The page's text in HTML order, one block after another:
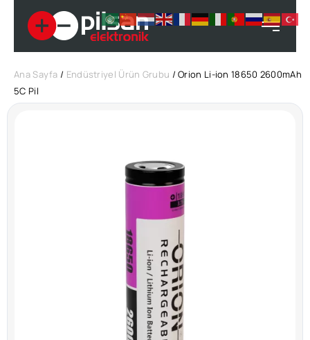
Ana Sayfa / Endüstriyel Ürün Grubu / Orion Li-ion 18650 2600mAh
5C Pil